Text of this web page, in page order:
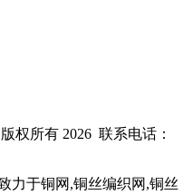
权所有 2026 联系电话：
力于铜网,铜丝编织网,铜丝